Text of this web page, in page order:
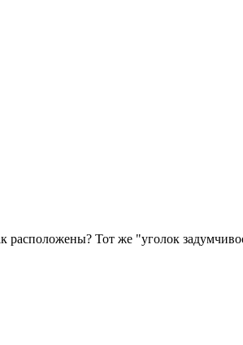
расположены? Тот же "уголок